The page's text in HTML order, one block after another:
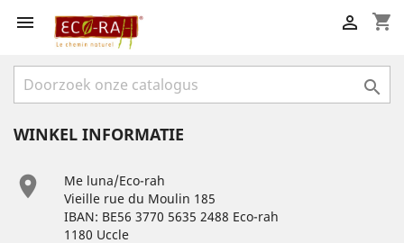
 shopping_cart


WINKEL INFORMATIE

Me luna/Eco-rah
Vieille rue du Moulin 185
IBAN: BE56 3770 5635 2488 Eco-rah
1180 Uccle